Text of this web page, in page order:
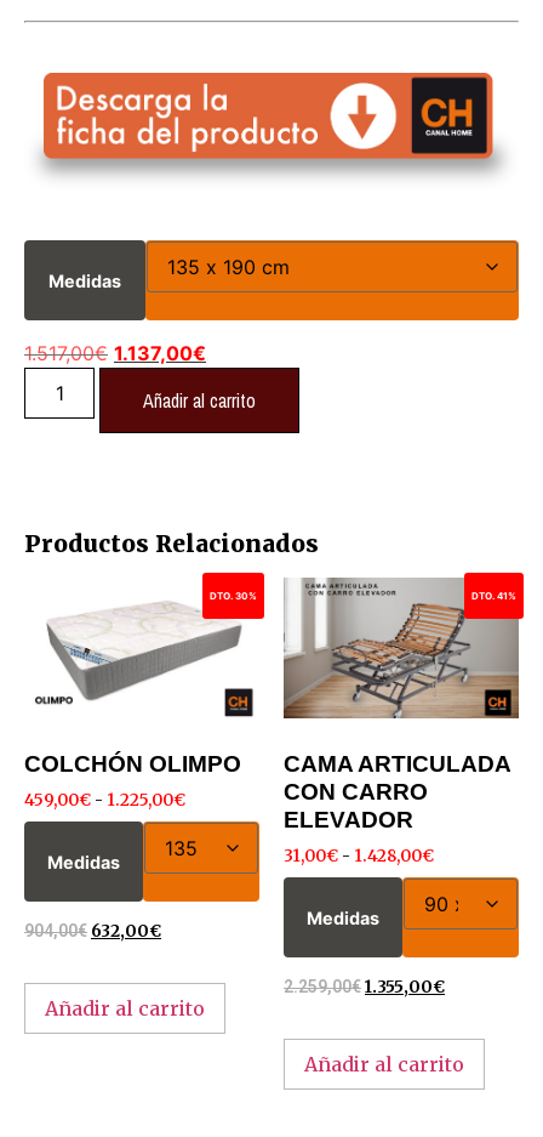
Medidas
1.517,00€ 1.137,00€
Añadir al carrito
Productos Relacionados
DTO. 30%
COLCHÓN OLIMPO
459,00€ - 1.225,00€
Medidas
904,00€ 632,00€
Añadir al carrito
DTO. 41%
CAMA ARTICULADA
CON CARRO
ELEVADOR
31,00€ - 1.428,00€
Medidas
2.259,00€1.355,00€
Añadir al carrito